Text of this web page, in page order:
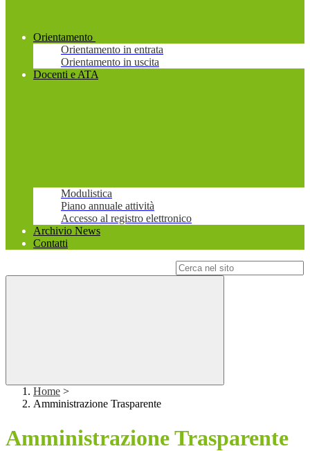
Orientamento
Orientamento in entrata
Orientamento in uscita
Docenti e ATA
Modulistica
Piano annuale attività
Accesso al registro elettronico
Archivio News
Contatti
Home >
Amministrazione Trasparente
Amministrazione Trasparente